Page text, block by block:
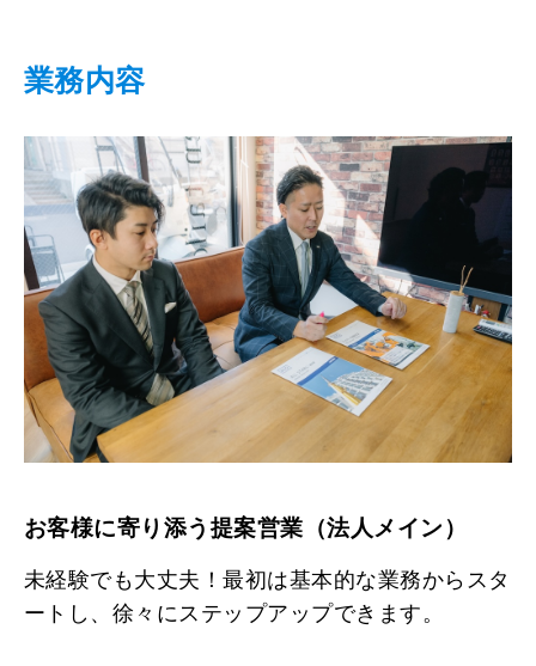
業務内容
お客様に寄り添う提案営業（法人メイン）
未経験でも大丈夫！最初は基本的な業務からスタ
ートし、徐々にステップアップできます。